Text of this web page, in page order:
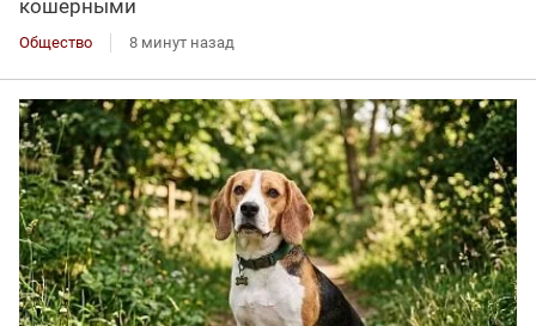
кошерными
Общество 8 минут назад